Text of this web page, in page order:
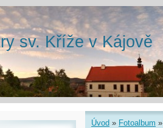
sv. Kříže v Kájově
Úvod » Fotoalbum »